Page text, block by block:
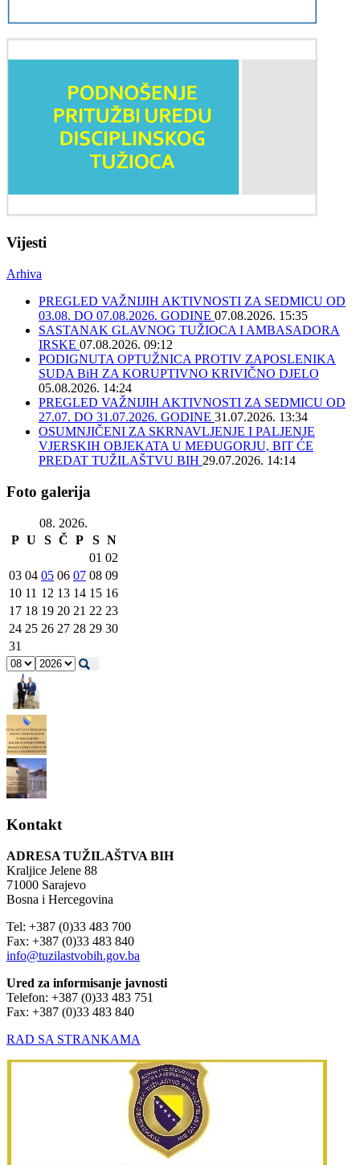
Vijesti
Arhiva
PREGLED VAŽNIJIH AKTIVNOSTI ZA SEDMICU OD
03.08. DO 07.08.2026. GODINE 07.08.2026. 15:35
SASTANAK GLAVNOG TUŽIOCA I AMBASADORA
IRSKE 07.08.2026. 09:12
PODIGNUTA OPTUŽNICA PROTIV ZAPOSLENIKA
SUDA BiH ZA KORUPTIVNO KRIVIČNO DJELO
05.08.2026. 14:24
PREGLED VAŽNIJIH AKTIVNOSTI ZA SEDMICU OD
27.07. DO 31.07.2026. GODINE 31.07.2026. 13:34
OSUMNJIČENI ZA SKRNAVLJENJE I PALJENJE
VJERSKIH OBJEKATA U MEĐUGORJU, BIT ĆE
PREDAT TUŽILAŠTVU BIH 29.07.2026. 14:14
Foto galerija
08. 2026.
P U S Č P S N
01 02
03 04 05 06 07 08 09
10 11 12 13 14 15 16
17 18 19 20 21 22 23
24 25 26 27 28 29 30
31
Kontakt
ADRESA TUŽILAŠTVA BIH
Kraljice Jelene 88
71000 Sarajevo
Bosna i Hercegovina
Tel: +387 (0)33 483 700
Fax: +387 (0)33 483 840
info@tuzilastvobih.gov.ba
Ured za informisanje javnosti
Telefon: +387 (0)33 483 751
Fax: +387 (0)33 483 840
RAD SA STRANKAMA